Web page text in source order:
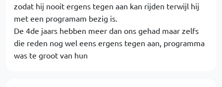
zodat hij nooit ergens tegen aan kan rijden terwijl hij
met een programam bezig is.
De 4de jaars hebben meer dan ons gehad maar zelfs
die reden nog wel eens ergens tegen aan, programma
was te groot van hun